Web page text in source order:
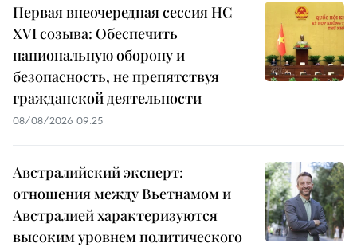
Первая внеочередная сессия НС
XVI созыва: Обеспечить
национальную оборону и
безопасность, не препятствуя
гражданской деятельности
08/08/2026 09:25
Австралийский эксперт:
отношения между Вьетнамом и
Австралией характеризуются
высоким уровнем политического